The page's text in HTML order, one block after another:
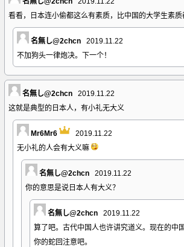
看看，日本连小偷都这么有素质，比中国的大学生素质
名無し@2chcn
2019.11.22
不加狗头一律炮决。下一个！
名無し@2chcn
2019.11.22
这就是典型的日本人，有小礼无大义
Mr6Mr6
2019.11.22
无小礼的人会有大义嘛
名無し@2chcn
2019.11.22
你的意思是说日本人有大义？
名無し@2chcn
2019.11.22
算了吧。古代中国人也许讲究道义。现在的中
你的蛇回注意吧。